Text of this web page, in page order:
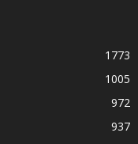
1773
1005
972
937